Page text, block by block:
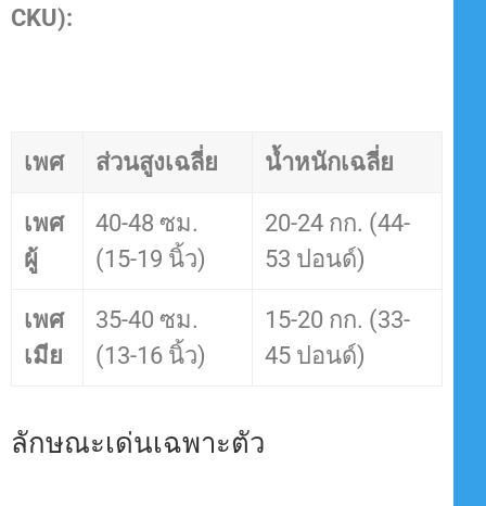
CKU):
เพศ ส่วนสูงเฉลี่ย น้ำหนักเฉลี่ย
เพศ
ผู้
40-48 ซม.
(15-19 นิ้ว)
20-24 กก. (44-
53 ปอนด์)
เพศ
เมีย
35-40 ซม.
(13-16 นิ้ว)
15-20 กก. (33-
45 ปอนด์)
ลักษณะเด่นเฉพาะตัว